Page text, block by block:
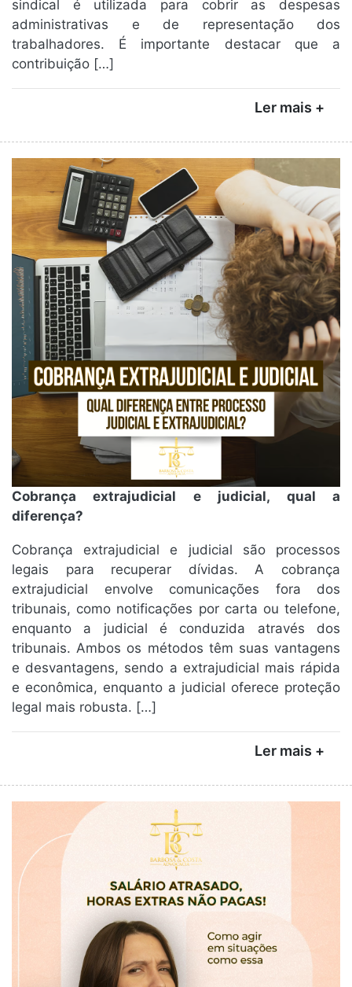
sindical é utilizada para cobrir as despesas
administrativas e de representação dos
trabalhadores. É importante destacar que a
contribuição […]
Ler mais +
Cobrança extrajudicial e judicial, qual a
diferença?
Cobrança extrajudicial e judicial são processos
legais para recuperar dívidas. A cobrança
extrajudicial envolve comunicações fora dos
tribunais, como notificações por carta ou telefone,
enquanto a judicial é conduzida através dos
tribunais. Ambos os métodos têm suas vantagens
e desvantagens, sendo a extrajudicial mais rápida
e econômica, enquanto a judicial oferece proteção
legal mais robusta. […]
Ler mais +